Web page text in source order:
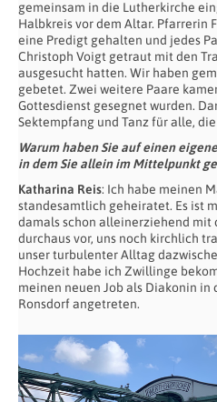
gemeinsam in die Lutherkirche
Halbkreis vor dem Altar. Pfarrerin
eine Predigt gehalten und jedes
Christoph Voigt getraut mit den
ausgesucht hatten. Wir haben
gebetet. Zwei weitere Paare
Gottesdienst gesegnet wurden.
Sektempfang und Tanz für alle,
Warum haben Sie auf einen
in dem Sie allein im Mittelpunkt
Katharina Reis: Ich habe meinen
standesamtlich geheiratet. Es ist
damals schon alleinerziehend mit
durchaus vor, uns noch kirchlich
unser turbulenter Alltag
Hochzeit habe ich Zwillinge
meinen neuen Job als Diakonin in
Ronsdorf angetreten.